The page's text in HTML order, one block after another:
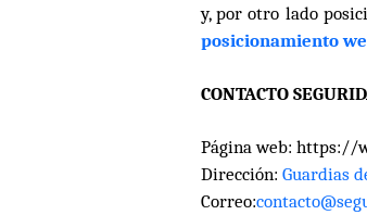
y, por otro lado
posicionamiento
CONTACTO
Página web:https://
Dirección: Guardias
Correo: